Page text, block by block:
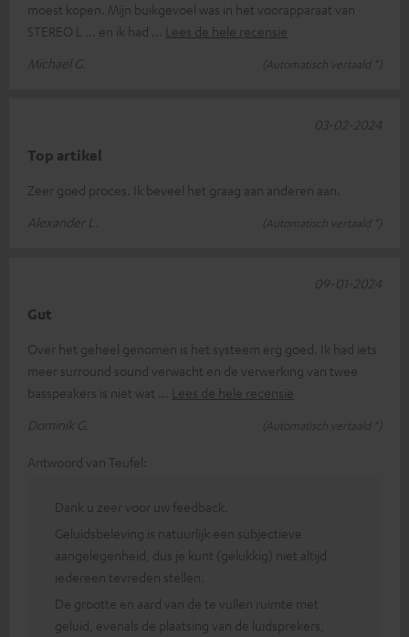
moest kopen. Mijn buikgevoel was in het voorapparaat van
STEREO L ... en ik had
Lees de hele recensie
Michael G.
(Automatisch vertaald *)
Top artikel
Zeer goed proces. Ik beveel het graag aan anderen aan.
Alexander L.
(Automatisch vertaald *)
03-02-2024
Gut
Over het geheel genomen is het systeem erg goed. Ik had iets
meer surround sound verwacht en de verwerking van twee
basspeakers is niet wat
Lees de hele recensie
Dominik G.
(Automatisch vertaald *)
09-01-2024
Antwoord van Teufel:
Dank u zeer voor uw feedback.
Geluidsbeleving is natuurlijk een subjectieve
aangelegenheid, dus je kunt (gelukkig) niet altijd
iedereen tevreden stellen.
De grootte en aard van de te vullen ruimte met
geluid, evenals de plaatsing van de luidsprekers,